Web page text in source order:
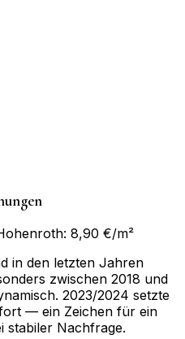
8,90 €/m²
in den letzten Jahren
zwischen 2018 und
2023/2024 setzte
— ein Zeichen für ein
stabiler Nachfrage.